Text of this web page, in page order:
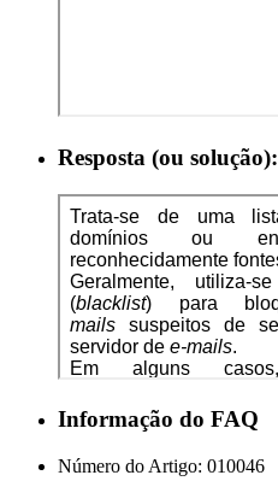
Resposta (ou solução):
Informação do FAQ
Número do Artigo: 010046